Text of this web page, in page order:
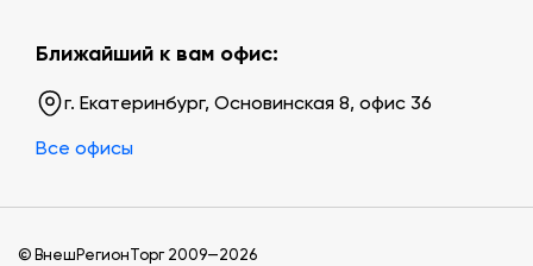
Ближайший к вам офис:
г. Екатеринбург, Основинская 8, офис 36
Все офисы
© ВнешРегионТорг 2009—2026